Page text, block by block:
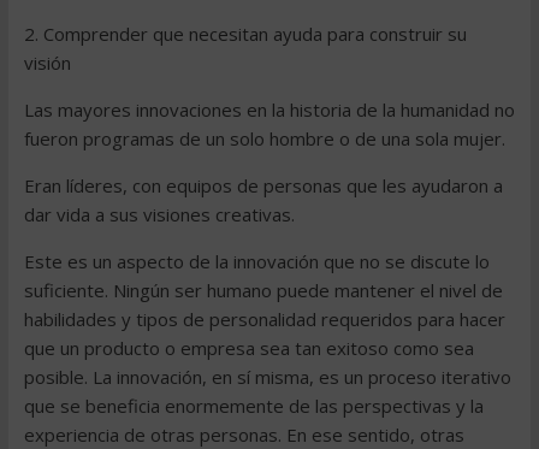
2. Comprender que necesitan ayuda para construir su
visión
Las mayores innovaciones en la historia de la humanidad no
fueron programas de un solo hombre o de una sola mujer.
Eran líderes, con equipos de personas que les ayudaron a
dar vida a sus visiones creativas.
Este es un aspecto de la innovación que no se discute lo
suficiente. Ningún ser humano puede mantener el nivel de
habilidades y tipos de personalidad requeridos para hacer
que un producto o empresa sea tan exitoso como sea
posible. La innovación, en sí misma, es un proceso iterativo
que se beneficia enormemente de las perspectivas y la
experiencia de otras personas. En ese sentido, otras